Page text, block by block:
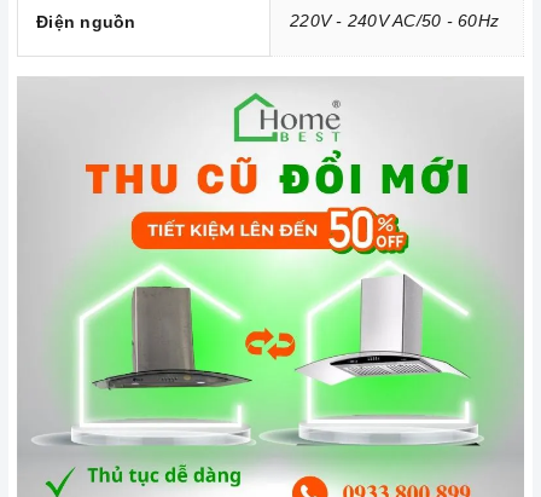
thấp, với những món chứa nhiều dầu mỡ như: chiên, xào,
rán hoặc những món nặng mùi như giả cày thì bạn mới cần
ở cấp độ cao.
Tầm 2 tháng bạn nên vệ sinh lưới lọc 1 lần. Nên bảo dưỡng
máy 12 tháng 1 lần cũng là cách để máy hoạt động tốt hơn.
3. Tại sao nên chọn mua sản phẩm tại Home Best?
Cam kết hàng chính hãng:
Chúng tôi cam kết cung cấp sản
phẩm chính hãng 100%, có nguồn gốc, xuất xứ và chứng từ
Chế độ hỗ trợ bảo hành linh hoạt:
Hướng dẫn sử dụng,
lắp đặt, chế độ bảo hành chính hãng, hậu mãi chuyên
nghiệp, đảm bảo rằng quý khách sẽ có trải nghiệm tuyệt vời
và không gặp bất kỳ khó khăn nào trong quá trình sử dụng
Điện nguồn 220V - 240V AC/50 - 60Hz